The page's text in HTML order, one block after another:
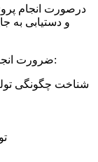
درصورت انجام
و دستیابی به
ضرورت انجام این مطالعه و فاز می تواند به شرح ذیل باشد:
شناخت چگونگی